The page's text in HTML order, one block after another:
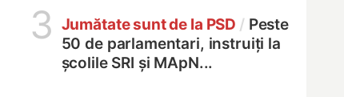
3 Jumătate sunt de la PSD / Peste
50 de parlamentari, instruiți la
școlile SRI și MApN...